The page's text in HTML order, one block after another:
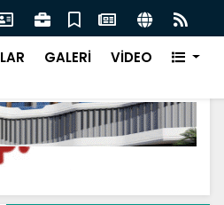
Nedir ve Nasıl Seçilir?
GALERİ VİDEO